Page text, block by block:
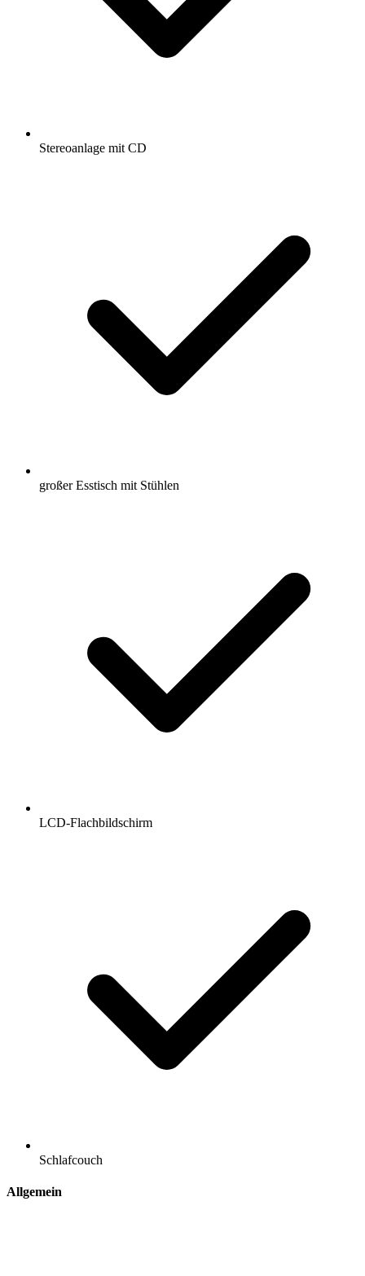
Stereoanlage mit CD
großer Esstisch mit Stühlen
LCD-Flachbildschirm
Schlafcouch
Allgemein